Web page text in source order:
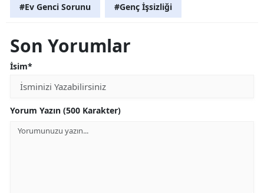
#Ev Genci Sorunu #Genç İşsizliği
Son Yorumlar
İsim*
Yorum Yazın (500 Karakter)